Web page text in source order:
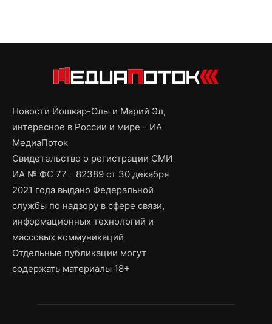
Новости Йошкар-Олы и Марий Эл,
интересное в России и мире - ИА
МедиаПоток
Свидетельство о регистрации СМИ
ИА № ФС 77 - 82389 от 30 декабря
2021 года выдано Федеральной
службы по надзору в сфере связи,
информационных технологий и
массовых коммуникаций
Отдельные публикации могут
содержать материалы 18+